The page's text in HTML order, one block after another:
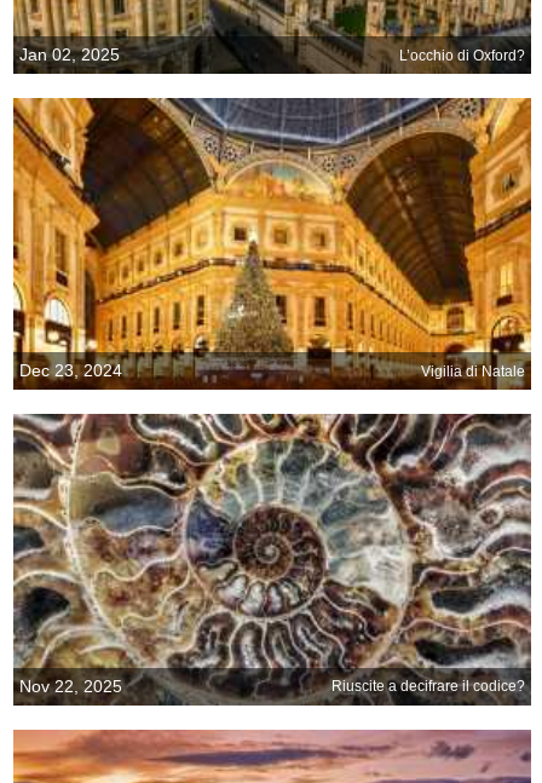
Jan 02, 2025 L’occhio di Oxford?
Dec 23, 2024 Vigilia di Natale
Nov 22, 2025 Riuscite a decifrare il codice?